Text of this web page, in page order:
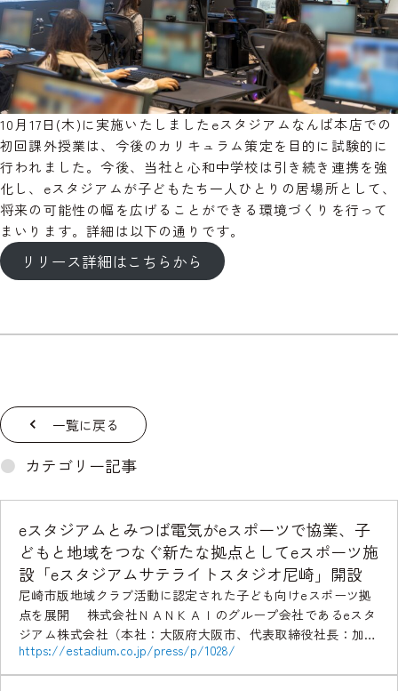
10月17日(木)に実施いたしましたeスタジアムなんば本店での
初回課外授業は、今後のカリキュラム策定を目的に試験的に
行われました。今後、当社と心和中学校は引き続き連携を強
化し、eスタジアムが子どもたち一人ひとりの居場所として、
将来の可能性の幅を広げることができる環境づくりを行って
まいります。詳細は以下の通りです。
リリース詳細はこちらから
一覧に戻る
カテゴリー記事
eスタジアムとみつば電気がeスポーツで協業、子
どもと地域をつなぐ新たな拠点としてeスポーツ施
設「eスタジアムサテライトスタジオ尼崎」開設
尼崎市版地域クラブ活動に認定された子ども向けeスポーツ拠
点を展開 株式会社ＮＡＮＫＡＩのグループ会社であるeスタ
ジアム株式会社（本社：大阪府大阪市、代表取締役社長：加藤
寛之、以下「eスタジアム」）と株式会社みつば電気 […]
https://estadium.co.jp/press/p/1028/